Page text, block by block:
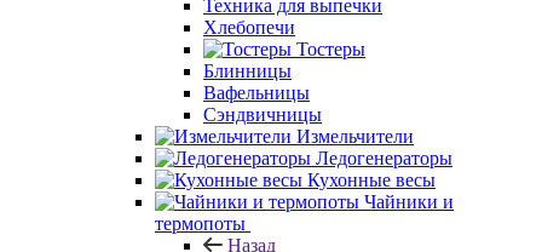
Техника для выпечки
Хлебопечи
Тостеры
Блинницы
Вафельницы
Сэндвичницы
Измельчители
Ледогенераторы
Кухонные весы
Чайники и
термопоты
Назад